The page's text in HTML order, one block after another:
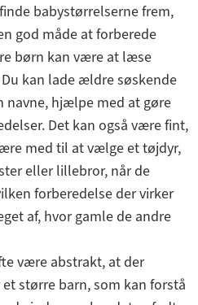
babystørrelserne frem,
god måde at forberede
børn kan være at læse
kan lade ældre søskende
navne, hjælpe med at gøre
Det kan også være fint,
med til at vælge et tøjdyr,
eller lillebror, når de
forberedelse der virker
af, hvor gamle de andre
være abstrakt, at der
større barn, som kan forstå